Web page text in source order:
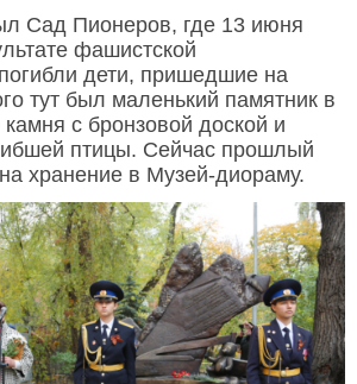
Сад Пионеров, где 13 июня
фашистской
дети, пришедшие на
тут был маленький памятник в
камня с бронзовой доской и
птицы. Сейчас прошлый
хранение в Музей-диораму.